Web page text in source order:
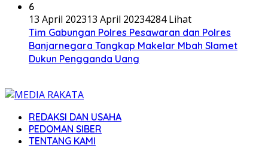
6
13 April 202313 April 20234284 Lihat
Tim Gabungan Polres Pesawaran dan Polres
Banjarnegara Tangkap Makelar Mbah Slamet
Dukun Pengganda Uang
REDAKSI DAN USAHA
PEDOMAN SIBER
TENTANG KAMI